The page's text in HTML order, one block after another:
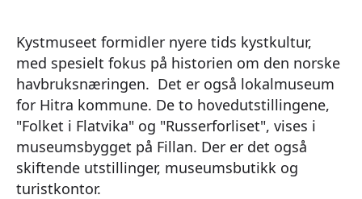
Kystmuseet formidler nyere tids kystkultur,
med spesielt fokus på historien om den norske
havbruksnæringen. Det er også lokalmuseum
for Hitra kommune. De to hovedutstillingene,
"Folket i Flatvika" og "Russerforliset", vises i
museumsbygget på Fillan. Der er det også
skiftende utstillinger, museumsbutikk og
turistkontor.